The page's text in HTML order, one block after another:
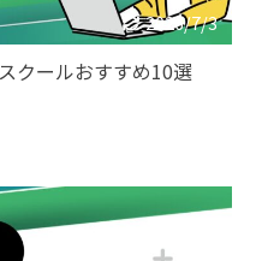
2026/7/3
クールおすすめ10選